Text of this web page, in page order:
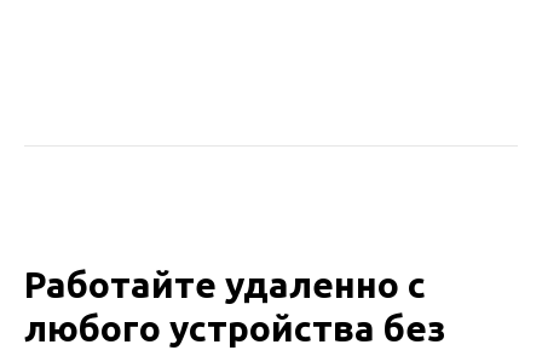
Работайте удаленно с
любого устройства без